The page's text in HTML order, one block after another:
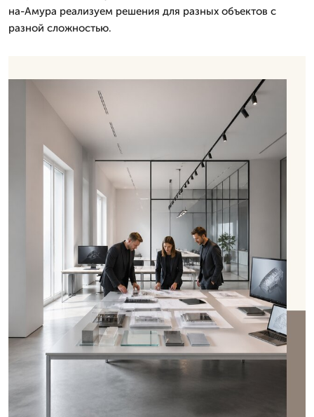
на-Амура реализуем решения для разных объектов с
разной сложностью.